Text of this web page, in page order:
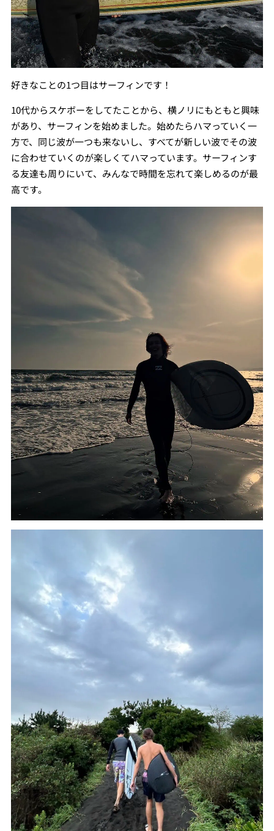
好きなことの1つ目はサーフィンです！
10代からスケボーをしてたことから、横ノリにもともと興味
があり、サーフィンを始めました。始めたらハマっていく一
方で、同じ波が一つも来ないし、すべてが新しい波でその波
に合わせていくのが楽しくてハマっています。サーフィンす
る友達も周りにいて、みんなで時間を忘れて楽しめるのが最
高です。